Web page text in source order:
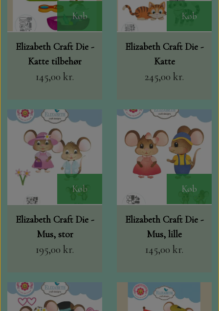
LEANE
MINIATURE HUSE TIL KORT
NELLIE SNELLEN
SPELLBINDERS
GLITTER KARTON A4, PAPER
FAVOURITES OG FLORENCE 250 GR.
BLANKT KARTON A4. PAPER
VELOUR KARTON
KARTON 30X30 216 GR.
STEMPEL SVÆRTE CARD DECO, M.FLERE
STEMPLER
KLIPPE ARK MED MOTIVER MM.
VÆRKTØJ, SAKSE MV.
DECOUPAGE PAPIR
KORT /KUVERTER I SAMPAK.
Køb
Elizabeth Craft Die -
Katte tilbehør
145,00 kr.
Køb
Elizabeth Craft Die -
Katte
245,00 kr.
Køb
Elizabeth Craft Die -
Mus, stor
195,00 kr.
Køb
Elizabeth Craft Die -
Mus, lille
145,00 kr.